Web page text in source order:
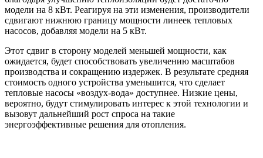
модели на 8 кВт. Реагируя на эти изменения, производители
сдвигают нижнюю границу мощности линеек тепловых
насосов, добавляя модели на 5 кВт.
Этот сдвиг в сторону моделей меньшей мощности, как
ожидается, будет способствовать увеличению масштабов
производства и сокращению издержек. В результате средняя
стоимость одного устройства уменьшится, что сделает
тепловые насосы «воздух-вода» доступнее. Низкие цены,
вероятно, будут стимулировать интерес к этой технологии и
вызовут дальнейший рост спроса на такие
энергоэффективные решения для отопления.